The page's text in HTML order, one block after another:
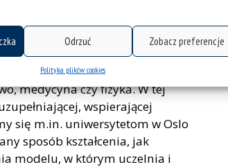
Odrzuć Zobacz preferencje
Polityka plików cookies
się uczelniom, z którymi
ze swoją ideącore curriculum,
są kursy czy obszary
humanistycznego,
medycyna czy fizyka. W tej
wspierającej
się m.in. uniwersytetom w Oslo
sposób kształcenia, jak
modelu, w którym uczelnia i